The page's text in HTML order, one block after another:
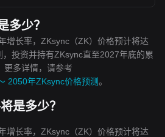
多少？
增长率，ZKsync（ZK）价格预计将达
投资并持有ZKsync直至2027年底的累
更多详情，请参考
2050年ZKsync价格预测。
是多少？
增长率，ZKsync（ZK）价格预计将达